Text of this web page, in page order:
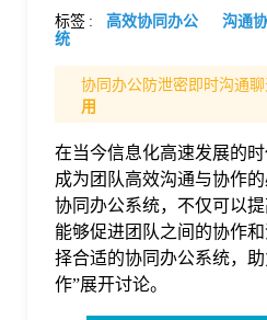
格
标签 : 高效协同办公 沟通
统
协同办公防泄密即时沟通
用
在当今信息化高速发展的
成为团队高效沟通与协作
协同办公系统，不仅可以
能够促进团队之间的协作
择合适的协同办公系统，
作”展开讨论。